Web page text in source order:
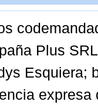
Plus
Esquiera;
expresa